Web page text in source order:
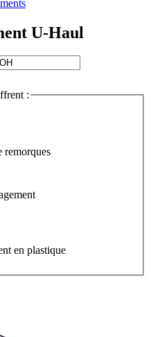
U-Haul
:
remorques
en plastique